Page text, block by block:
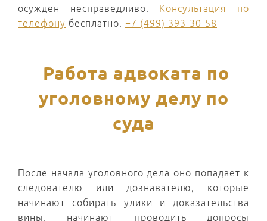
осужден несправедливо. Консультация по
телефону бесплатно. +7 (499) 393-30-58
Работа адвоката по
уголовному делу по
суда
После начала уголовного дела оно попадает к
следователю или дознавателю, которые
начинают собирать улики и доказательства
вины, начинают проводить допросы